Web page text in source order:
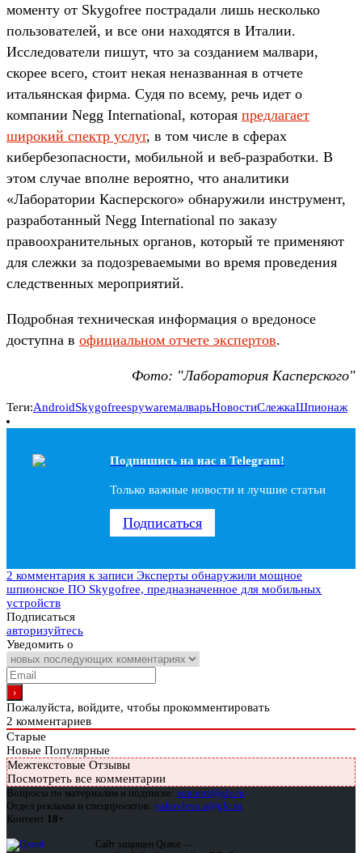
моменту от Skygofree пострадали лишь несколько
пользователей, и все они находятся в Италии.
Исследователи пишут, что за созданием малвари,
скорее всего, стоит некая неназванная в отчете
итальянская фирма. Судя по всему, речь идет о
компании Negg International, которая предлагает
широкий спектр услуг, в том числе в сферах
кибербезопасности, мобильной и веб-разработки. В
этом случае вполне вероятно, что аналитики
«Лаборатории Касперского» обнаружили инструмент,
разработанный Negg International по заказу
правоохранительных органов, который те применяют
для слежки за подозреваемыми во время проведения
следственных мероприятий.
Подробная техническая информация о вредоносе
доступна в официальном отчете экспертов.
Фото: "Лаборатория Касперского"
Теги:AndroidSkygofreespywareмалварьНовостиСлежкаШпионаж
Подпишись на наc в Telegram!
Только важные новости и лучшие статьи
Подписаться
2 комментария к записи Эксперты обнаружили мощное
шпионское ПО Skygofree, предназначенное для мобильных
устройств
Подписаться
авторизуйтесь
Уведомить о
Пожалуйста, войдите, чтобы прокомментировать
2 комментариев
Старые
Новые Популярные
Межтекстовые Отзывы
Посмотреть все комментарии
Вопросы по материалам и подписке: support@glc.ru
Отдел рекламы и спецпроектов: yakovleva.a@glc.ru
Контент 18+
Сайт защищен Qrator —